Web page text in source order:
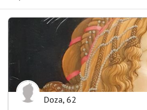
Doza, 62